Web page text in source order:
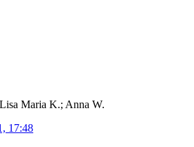
Maria K.; Anna W.
17:48